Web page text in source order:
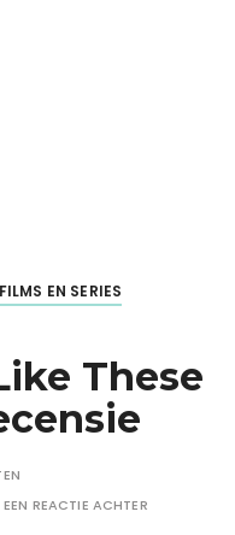
FILMS EN SERIES
These
REACTIE ACHTER